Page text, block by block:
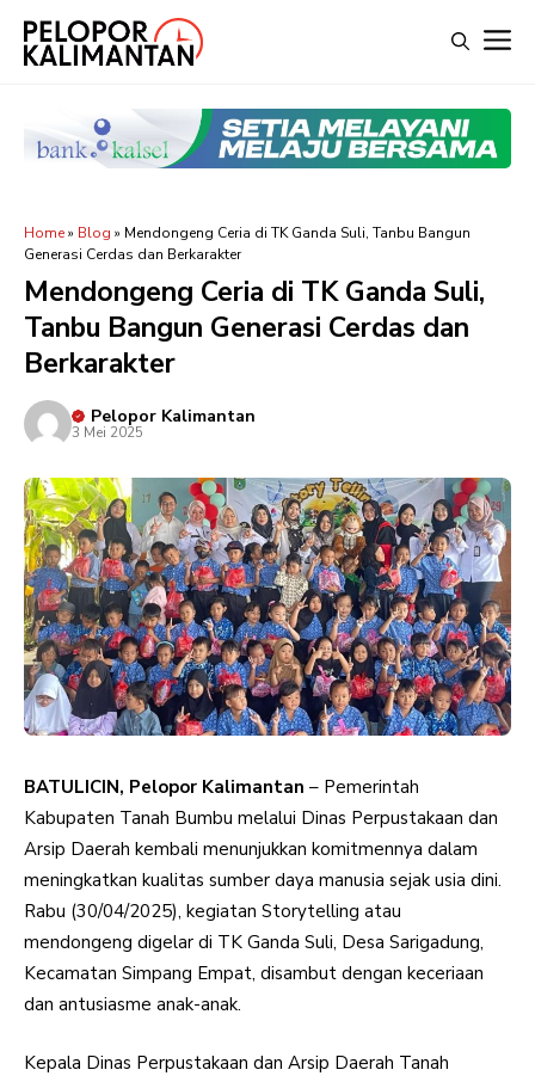
Home» Blog » Mendongeng Ceria di TK Ganda Suli, Tanbu Bangun
Generasi Cerdas dan Berkarakter
Mendongeng Ceria di TK Ganda Suli,
Tanbu Bangun Generasi Cerdas dan
Berkarakter
Pelopor Kalimantan
3 Mei 2025
BATULICIN, Pelopor Kalimantan – Pemerintah
Kabupaten Tanah Bumbu melalui Dinas Perpustakaan dan
Arsip Daerah kembali menunjukkan komitmennya dalam
meningkatkan kualitas sumber daya manusia sejak usia dini.
Rabu (30/04/2025), kegiatan Storytelling atau
mendongeng digelar di TK Ganda Suli, Desa Sarigadung,
Kecamatan Simpang Empat, disambut dengan keceriaan
dan antusiasme anak-anak.
Kepala Dinas Perpustakaan dan Arsip Daerah Tanah